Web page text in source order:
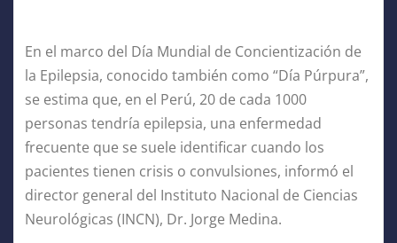
En el marco del Día Mundial de Concientización de
la Epilepsia, conocido también como “Día Púrpura”,
se estima que, en el Perú, 20 de cada 1000
personas tendría epilepsia, una enfermedad
frecuente que se suele identificar cuando los
pacientes tienen crisis o convulsiones, informó el
director general del Instituto Nacional de Ciencias
Neurológicas (INCN), Dr. Jorge Medina.